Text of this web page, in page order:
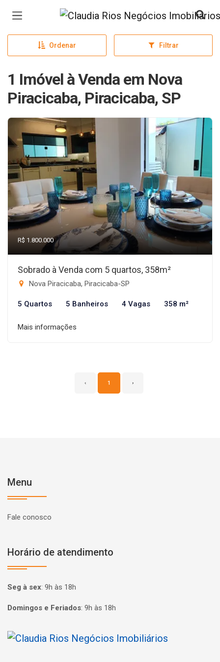
Página inicial
Ordenar Filtrar
1 Imóvel à Venda em Nova
Piracicaba, Piracicaba, SP
R$ 1.800.000
Sobrado à Venda com 5 quartos, 358m²
Nova Piracicaba, Piracicaba-SP
5 Quartos 5 Banheiros 4 Vagas 358 m²
Mais informações
‹ 1 ›
Menu
Fale conosco
Horário de atendimento
Seg à sex: 9h às 18h
Domingos e Feriados: 9h às 18h
Página inicial